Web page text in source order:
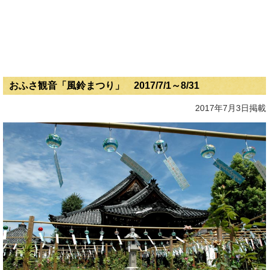
おふさ観音「風鈴まつり」 2017/7/1～8/31
2017年7月3日掲載